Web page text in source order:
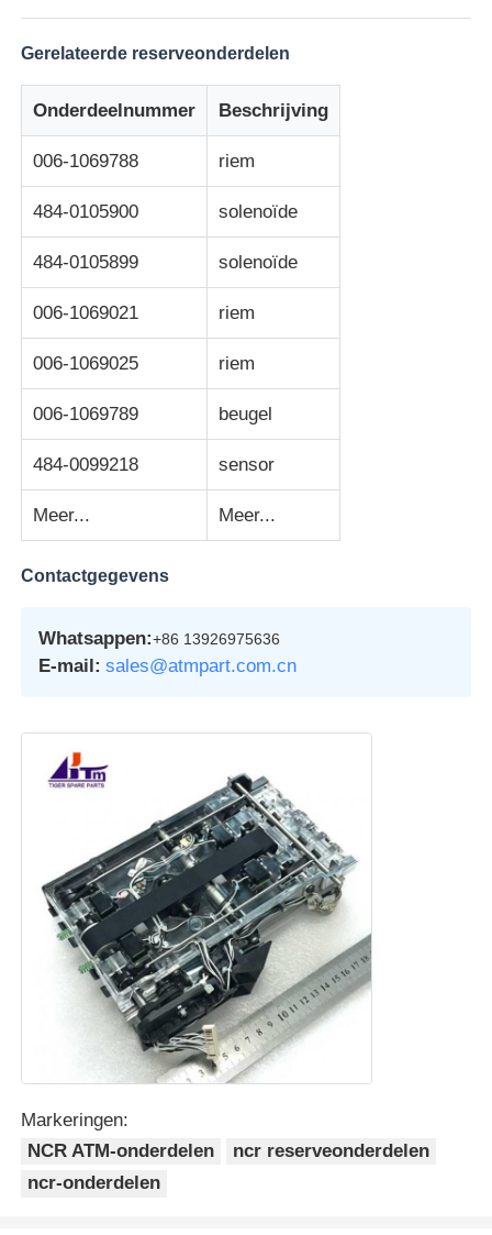
OKI ATM-onderdelen
Genmega ATM -onderdelen
Factuuracceptant
Bankbiljetten sorteren
pinautomaat
ATM-reserveonderdelen
Muntrecycler
Gerelateerde reserveonderdelen
Onderdeelnummer Beschrijving
006-1069788 riem
484-0105900 solenoïde
484-0105899 solenoïde
006-1069021 riem
006-1069025 riem
006-1069789 beugel
484-0099218 sensor
Meer... Meer...
Contactgegevens
Whatsappen:+86 13926975636
E-mail: sales@atmpart.com.cn
Markeringen:
NCR ATM-onderdelen
ncr reserveonderdelen
ncr-onderdelen